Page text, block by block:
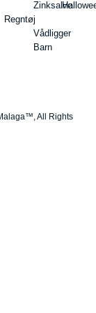
Regntøj
Zinksalve
Vådligger
Barn
All Rights